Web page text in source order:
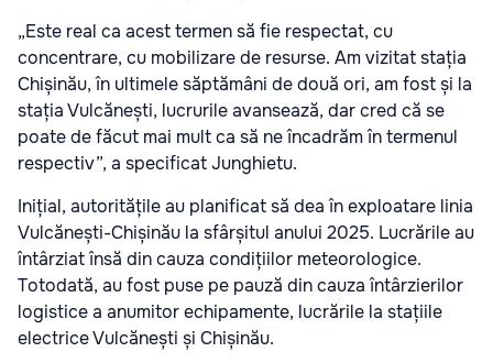
„Este real ca acest termen să fie respectat, cu
concentrare, cu mobilizare de resurse. Am vizitat stația
Chișinău, în ultimele săptămâni de două ori, am fost și la
stația Vulcănești, lucrurile avansează, dar cred că se
poate de făcut mai mult ca să ne încadrăm în termenul
respectiv”, a specificat Junghietu.
Inițial, autoritățile au planificat să dea în exploatare linia
Vulcănești-Chișinău la sfârșitul anului 2025. Lucrările au
întârziat însă din cauza condițiilor meteorologice.
Totodată, au fost puse pe pauză din cauza întârzierilor
logistice a anumitor echipamente, lucrările la stațiile
electrice Vulcănești și Chișinău.